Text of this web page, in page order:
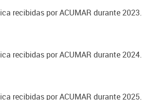
recibidas por ACUMAR durante 2023.
recibidas por ACUMAR durante 2024.
recibidas por ACUMAR durante 2025.